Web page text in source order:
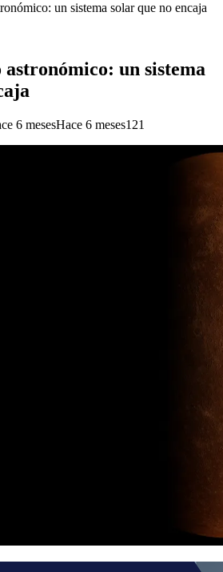
un sistema solar que no encaja
un sistema
6 mesesHace 6 meses121